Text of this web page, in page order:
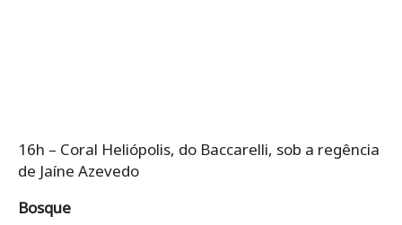
16h – Coral Heliópolis, do Baccarelli, sob a regência
de Jaíne Azevedo
Bosque